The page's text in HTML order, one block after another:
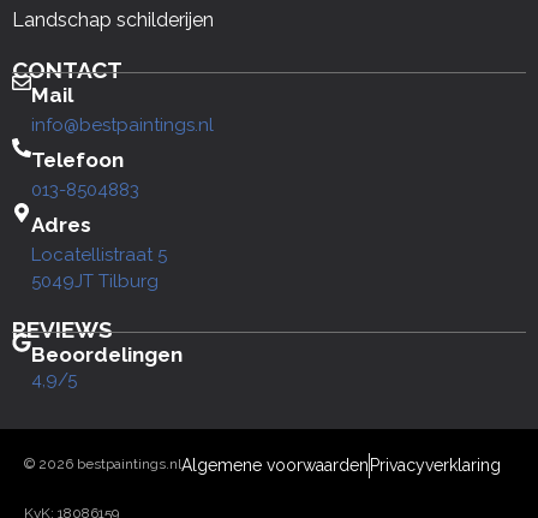
Landschap schilderijen
CONTACT
Mail
info@bestpaintings.nl
Telefoon
013-8504883
Adres
Locatellistraat 5
5049JT Tilburg
REVIEWS
Beoordelingen
4,9/5
© 2026 bestpaintings.nlAlgemene voorwaarden Privacyverklaring
KvK: 18086159